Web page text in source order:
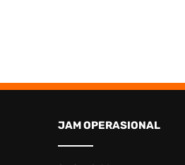
JAM OPERASIONAL